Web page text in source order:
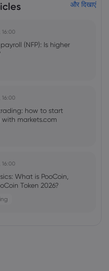
और दिखाएं
(NFP): Is higher
how to start
markets.com
What is PooCoin,
Token 2026?